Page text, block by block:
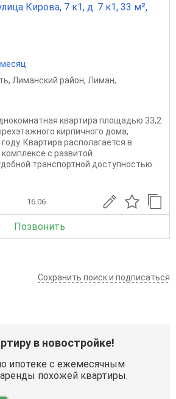
Кирова, 7 к1, д. 7 к1, 33 м²,
, Лиманский район, Лиман,
квартира площадью 33,2
кирпичного дома,
Квартира располагается в
с развитой
транспортной доступностью.
16.06
Позвонить
Сохранить поиск и подписаться
в новостройке!
ипотеке с ежемесячным
похожей квартиры.